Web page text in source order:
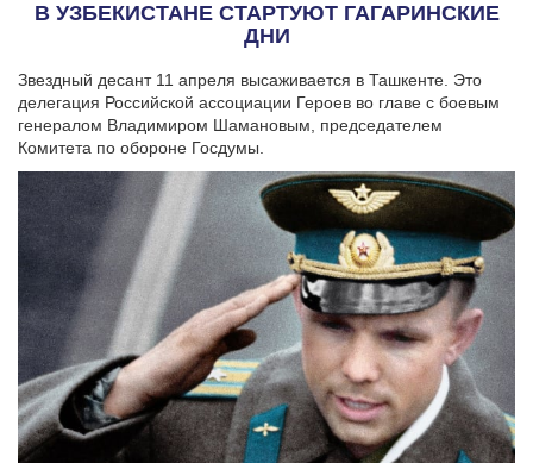
В УЗБЕКИСТАНЕ СТАРТУЮТ ГАГАРИНСКИЕ
ДНИ
Звездный десант 11 апреля высаживается в Ташкенте. Это
делегация Российской ассоциации Героев во главе с боевым
генералом Владимиром Шамановым, председателем
Комитета по обороне Госдумы.